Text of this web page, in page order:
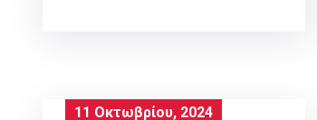
11 Οκτωβρίου, 2024